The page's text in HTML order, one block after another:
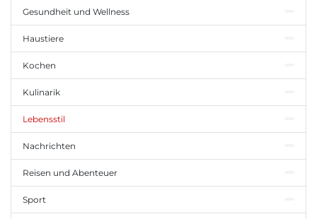
Gesundheit und Wellness
Haustiere
Kochen
Kulinarik
Lebensstil
Nachrichten
Reisen und Abenteuer
Sport